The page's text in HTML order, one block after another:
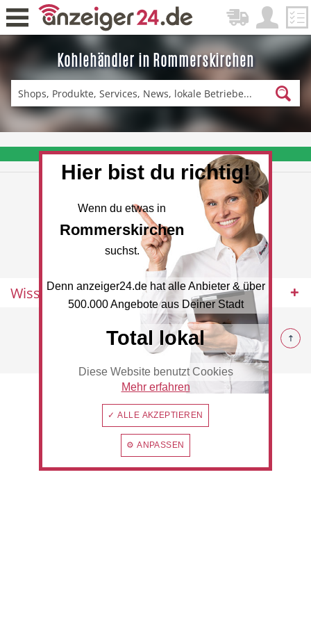
Kohlehändler in Rommerskirchen
Zurück
Fitness & Sport Einkaufen
News
Restaurant Hotel
Beauty & Wellness Auto
Handwerk Sport & Freizeit
❤️ Aktuelle Angebote & Prospekte per Newsletter erhalten
Wissenswertes
© 2026 Rommerskirchen
Hier bist du richtig!
Wenn du etwas in
Rommerskirchen
suchst.
Denn anzeiger24.de hat alle Anbieter & über
500.000 Angebote aus Deiner Stadt
Total lokal
Diese Website benutzt Cookies
Mehr erfahren
✓ ALLE AKZEPTIEREN
⚙ ANPASSEN